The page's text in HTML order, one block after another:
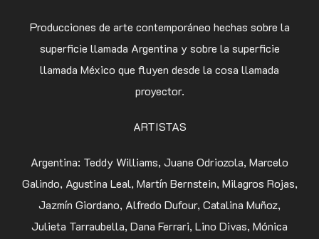
Producciones de arte contemporáneo hechas sobre la
superficie llamada Argentina y sobre la superficie
llamada México que fluyen desde la cosa llamada
proyector.
ARTISTAS
Argentina: Teddy Williams, Juane Odriozola, Marcelo
Galindo, Agustina Leal, Martín Bernstein, Milagros Rojas,
Jazmín Giordano, Alfredo Dufour, Catalina Muñoz,
Julieta Tarraubella, Dana Ferrari, Lino Divas, Mónica